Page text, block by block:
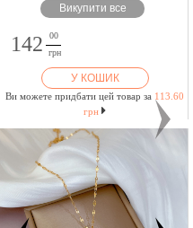
Викупити все
142
00
грн
У КОШИК
Ви можете придбати цей товар за 113.60
грн